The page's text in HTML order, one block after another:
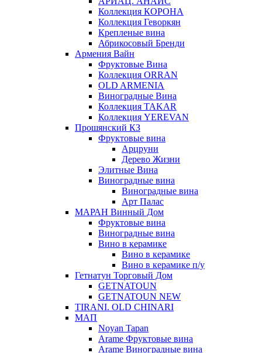
Коллекция КОРОНА
Коллекция Геворкян
Крепленые вина
Абрикосовый Бренди
Армения Вайн
Фруктовые Вина
Коллекция ORRAN
OLD ARMENIA
Виноградные Вина
Коллекция TAKAR
Коллекция YEREVAN
Прошянский КЗ
Фруктовые вина
Арцруни
Дерево Жизни
Элитные Вина
Виноградные вина
Виноградные вина
Арт Палас
МАРАН Винный Дом
Фруктовые вина
Виноградные вина
Вино в керамике
Вино в керамике
Вино в керамике п/у
Гетнатун Торговый Дом
GETNATOUN
GETNATOUN NEW
TIRANI. OLD CHINARI
МАП
Noyan Tapan
Arame Фруктовые вина
Arame Виноградные вина